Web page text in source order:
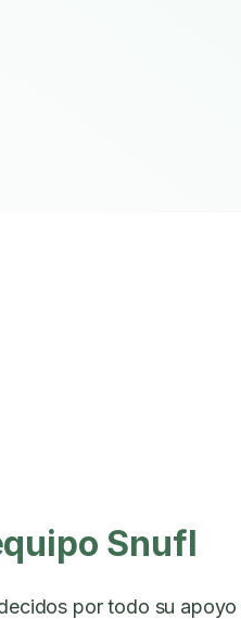
Snufl
por todo su